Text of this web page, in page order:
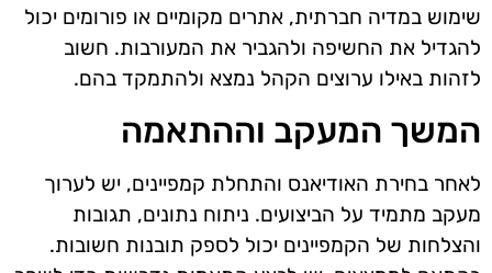
שימוש במדיה חברתית, אתרים מקומיים או פורומים יכול
להגדיל את החשיפה ולהגביר את המעורבות. חשוב
לזהות באילו ערוצים הקהל נמצא ולהתמקד בהם.
המשך המעקב וההתאמה
לאחר בחירת האודיאנס והתחלת קמפיינים, יש לערוך
מעקב מתמיד על הביצועים. ניתוח נתונים, תגובות
והצלחות של הקמפיינים יכול לספק תובנות חשובות.